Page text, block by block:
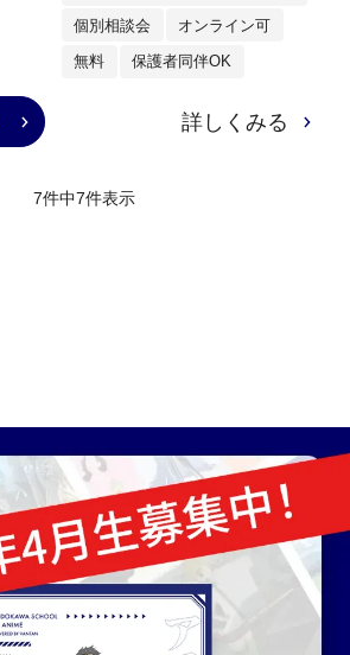
個別相談会 オンライン可
無料 保護者同伴OK
詳しくみる
7件中7件表示